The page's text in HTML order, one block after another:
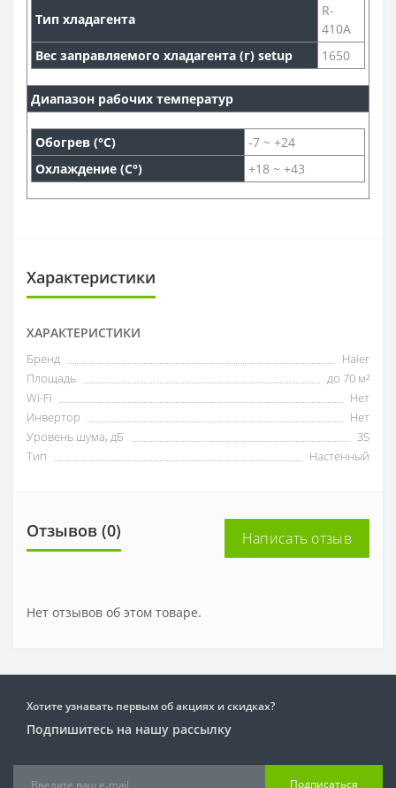
Тип хладагента
R-
410A
Вес заправляемого хладагента (г) setup
1650
Диапазон рабочих температур
Обогрев (°С)
-7 ~ +24
Охлаждение (С°)
+18 ~ +43
Характеристики
ХАРАКТЕРИСТИКИ
Бренд
Haier
Площадь
до 70 м²
Wi-Fi
Нет
Инвертор
Нет
Уровень шума, дБ
35
Тип
Настенный
Отзывов (0) Написать отзыв
Нет отзывов об этом товаре.
Хотите узнавать первым об акциях и скидках?
Подпишитесь на нашу рассылку
Подписаться